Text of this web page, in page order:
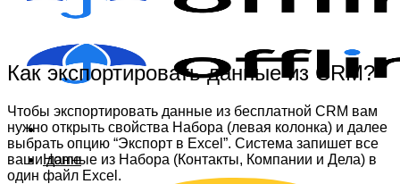
Home
Как экспортировать данные из CRM?
Чтобы экспортировать данные из бесплатной CRM вам
нужно открыть свойства Набора (левая колонка) и далее
выбрать опцию “Экспорт в Excel”. Система запишет все
ваши данные из Набора (Контакты, Компании и Дела) в
один файл Excel.